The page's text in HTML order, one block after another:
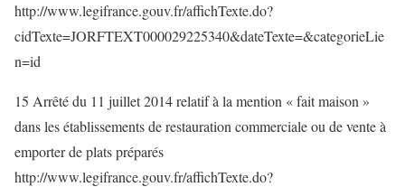
http://www.legifrance.gouv.fr/affichTexte.do?
cidTexte=JORFTEXT000029225340&dateTexte=&categorieLie
n=id
15 Arrêté du 11 juillet 2014 relatif à la mention « fait maison »
dans les établissements de restauration commerciale ou de vente à
emporter de plats préparés
http://www.legifrance.gouv.fr/affichTexte.do?